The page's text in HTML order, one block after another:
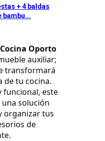
+ 4 baldas
bambu...
Oporto
auxiliar;
transformará
de tu cocina.
funcional, este
solución
organizar tus
de